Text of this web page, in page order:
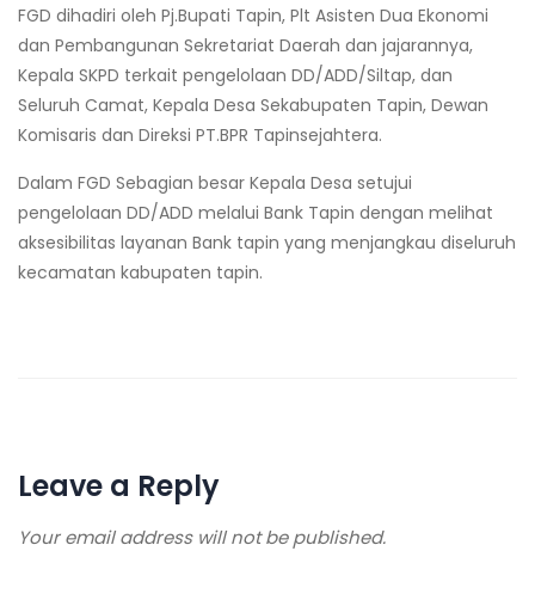
FGD dihadiri oleh Pj.Bupati Tapin, Plt Asisten Dua Ekonomi
dan Pembangunan Sekretariat Daerah dan jajarannya,
Kepala SKPD terkait pengelolaan DD/ADD/Siltap, dan
Seluruh Camat, Kepala Desa Sekabupaten Tapin, Dewan
Komisaris dan Direksi PT.BPR Tapinsejahtera.
Dalam FGD Sebagian besar Kepala Desa setujui
pengelolaan DD/ADD melalui Bank Tapin dengan melihat
aksesibilitas layanan Bank tapin yang menjangkau diseluruh
kecamatan kabupaten tapin.
Leave a Reply
Your email address will not be published.